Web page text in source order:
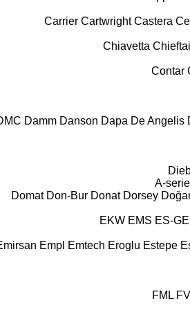
Carrier Cartwright Castera
Chiavetta
Contar
Damm Danson Dapa De Angelis
A-
Domat Don-Bur Donat Dorsey
EKW EMS ES-GE
Empl Emtech Eroglu Estepe
FML